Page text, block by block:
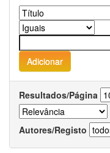
Resultados/Página
Autores/Registo